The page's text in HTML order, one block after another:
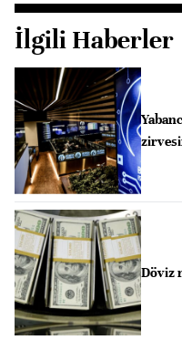
İlgili Haberler
Döviz